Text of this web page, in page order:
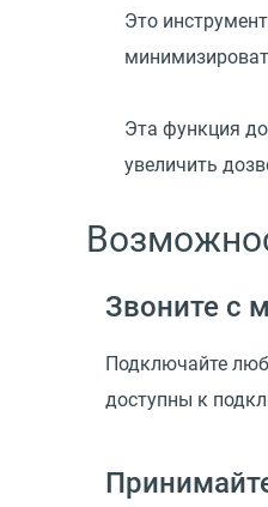
Это
Эта функция
увеличить
Звоните с
Подключайте
доступны к